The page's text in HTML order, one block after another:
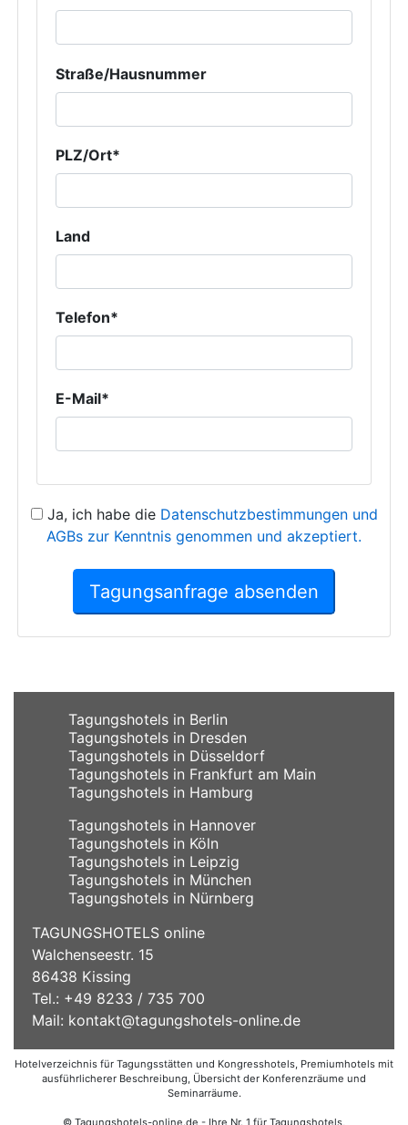
Straße/Hausnummer
PLZ/Ort*
Land
Telefon*
E-Mail*
Ja, ich habe die Datenschutzbestimmungen und
AGBs zur Kenntnis genommen und akzeptiert.
Tagungsanfrage absenden
Tagungshotels in Berlin
Tagungshotels in Dresden
Tagungshotels in Düsseldorf
Tagungshotels in Frankfurt am Main
Tagungshotels in Hamburg
Tagungshotels in Hannover
Tagungshotels in Köln
Tagungshotels in Leipzig
Tagungshotels in München
Tagungshotels in Nürnberg
TAGUNGSHOTELS online
Walchenseestr. 15
86438 Kissing
Tel.: +49 8233 / 735 700
Mail: kontakt@tagungshotels-online.de
Hotelverzeichnis für Tagungsstätten und Kongresshotels, Premiumhotels mit
ausführlicherer Beschreibung, Übersicht der Konferenzräume und
Seminarräume.